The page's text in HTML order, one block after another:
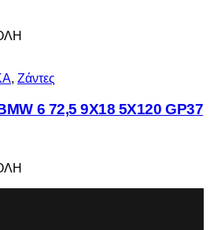
, Ζάντες
6 72,5 9X18 5X120 GP37